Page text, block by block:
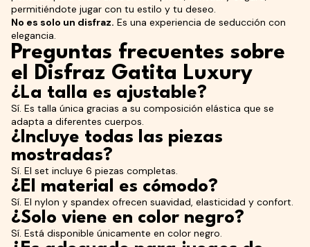
permitiéndote jugar con tu estilo y tu deseo.
No es solo un disfraz. Es una experiencia de seducción con
elegancia.
Preguntas frecuentes sobre
el Disfraz Gatita Luxury
¿La talla es ajustable?
Sí. Es talla única gracias a su composición elástica que se
adapta a diferentes cuerpos.
¿Incluye todas las piezas
mostradas?
Sí. El set incluye 6 piezas completas.
¿El material es cómodo?
Sí. El nylon y spandex ofrecen suavidad, elasticidad y confort.
¿Solo viene en color negro?
Sí. Está disponible únicamente en color negro.